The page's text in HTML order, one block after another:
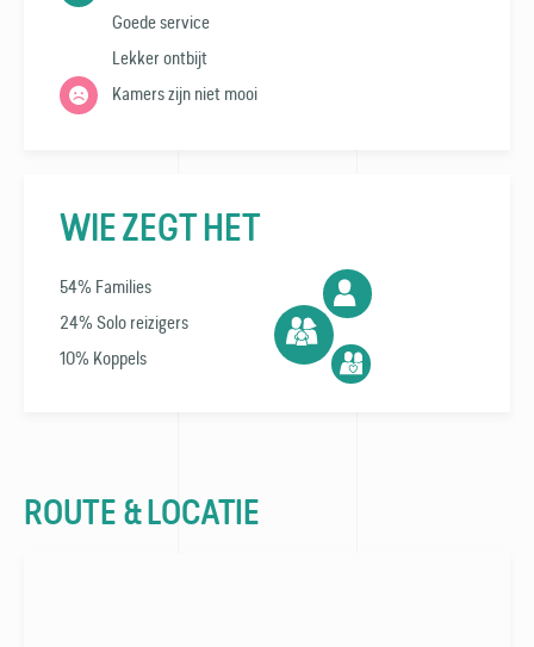
Goede service
Lekker ontbijt
Kamers zijn niet mooi
WIE ZEGT HET
54% Families
24% Solo reizigers
10% Koppels
ROUTE & LOCATIE